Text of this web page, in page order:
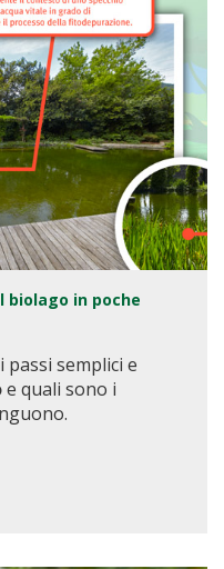
in poche
passi semplici e
e quali sono i